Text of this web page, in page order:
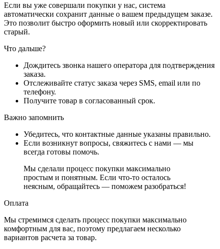
Если вы уже совершали покупки у нас, система
автоматически сохранит данные о вашем предыдущем заказе.
Это позволит быстро оформить новый или скорректировать
старый.
Что дальше?
Дождитесь звонка нашего оператора для подтверждения
заказа.
Отслеживайте статус заказа через SMS, email или по
телефону.
Получите товар в согласованный срок.
Важно запомнить
Убедитесь, что контактные данные указаны правильно.
Если возникнут вопросы, свяжитесь с нами — мы
всегда готовы помочь.
Мы сделали процесс покупки максимально
простым и понятным. Если что-то осталось
неясным, обращайтесь — поможем разобраться!
Оплата
Мы стремимся сделать процесс покупки максимально
комфортным для вас, поэтому предлагаем несколько
вариантов расчета за товар.